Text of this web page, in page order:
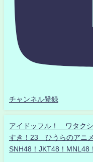
チャンネル登録
アイドッフル！ ワタク
すき！23 ひうらのアニ
SNH48！JKT48！MNL48